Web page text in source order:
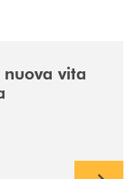
nuova vita